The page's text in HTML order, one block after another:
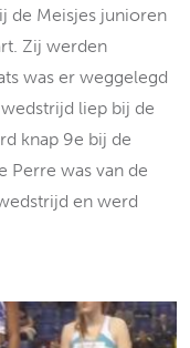
de Meisjes junioren
Zij werden
was er weggelegd
liep bij de
knap 9e bij de
Perre was van de
en werd